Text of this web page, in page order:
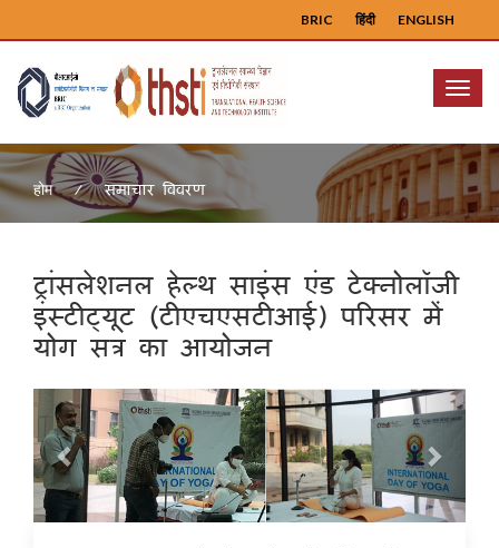
ENGLISH
हिंदी
BRIC
Menu
होम समाचार विवरण
ट्रांसलेशनल हेल्थ साइंस एंड टेक्नोलॉजी
इंस्टीट्यूट (टीएचएसटीआई) परिसर में
योग सत्र का आयोजन
Previous Next